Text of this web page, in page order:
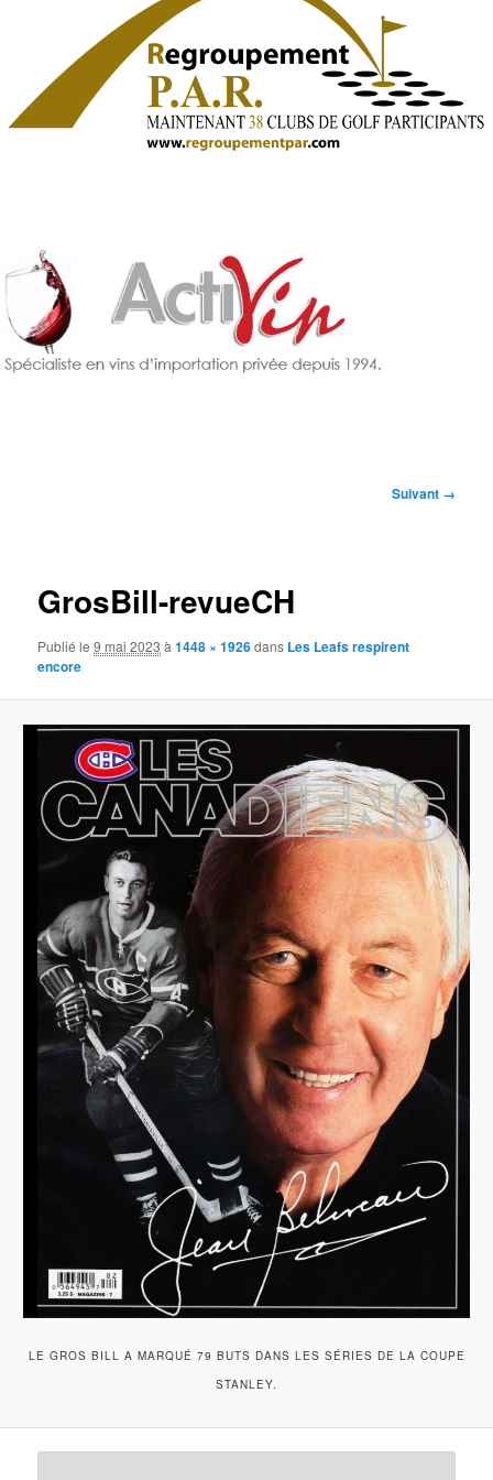
Suivant →
GrosBill-revueCH
Publié le9 mai 2023 à1448 × 1926dans Les Leafs respirent
encore
LE GROS BILL A MARQUÉ 79 BUTS DANS LES SÉRIES DE LA COUPE
STANLEY.